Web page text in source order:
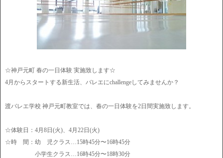
☆神戸元町 春の一日体験 実施致します☆
4月からスタートする新生活、バレエにchallengeしてみませんか？
渡バレエ学校 神戸元町教室では、春の一日体験を2日間実施致します。
☆体験日：4月8日(火)、4月22日(火)
☆時 間：幼 児クラス…15時45分〜16時45分
小学生クラス…16時45分〜18時30分